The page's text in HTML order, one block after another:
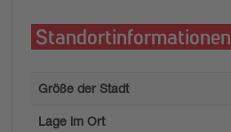
Standortinformationen
Größe der Stadt
Lage im Ort